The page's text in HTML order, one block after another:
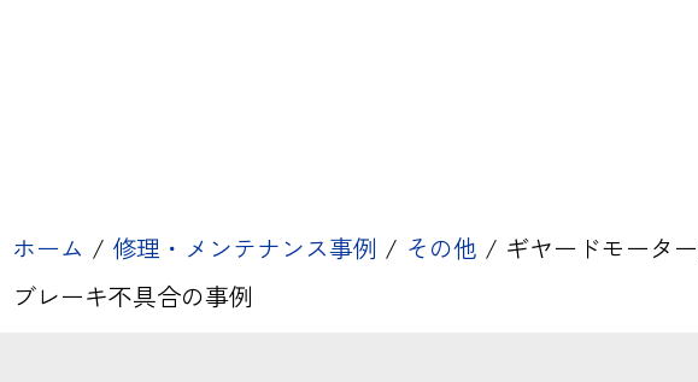
ホーム / 修理・メンテナンス事例 / その他 / ギヤードモータ
ブレーキ不具合の事例